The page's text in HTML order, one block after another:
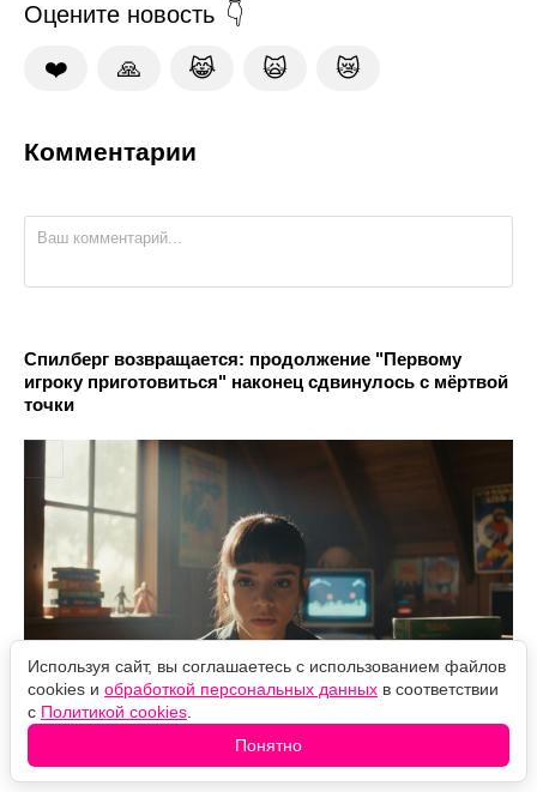
Оцените новость
❤️ 🙏 😹 🙀 😿
Комментарии
Спилберг возвращается: продолжение "Первому
игроку приготовиться" наконец сдвинулось с мёртвой
точки
Хавьер Бардем расставил точки над i: вернётся ли он
в сиквел "F1"?
Используя сайт, вы соглашаетесь с использованием файлов
cookies и обработкой персональных данных в соответствии
с Политикой cookies
Понятно